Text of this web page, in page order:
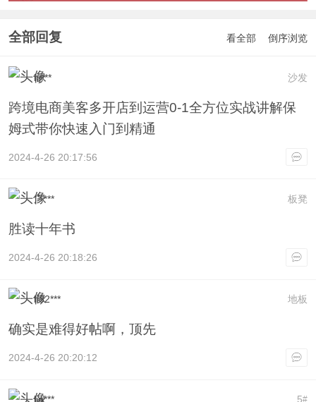
全部回复 看全部 倒序浏览
沙发
itj***
跨境电商美客多开店到运营0-1全方位实战讲解保
姆式带你快速入门到精通
2024-4-26 20:17:56
板凳
广***
胜读十年书
2024-4-26 20:18:26
地板
lf32***
确实是难得好帖啊，顶先
2024-4-26 20:20:12
5#
lin***